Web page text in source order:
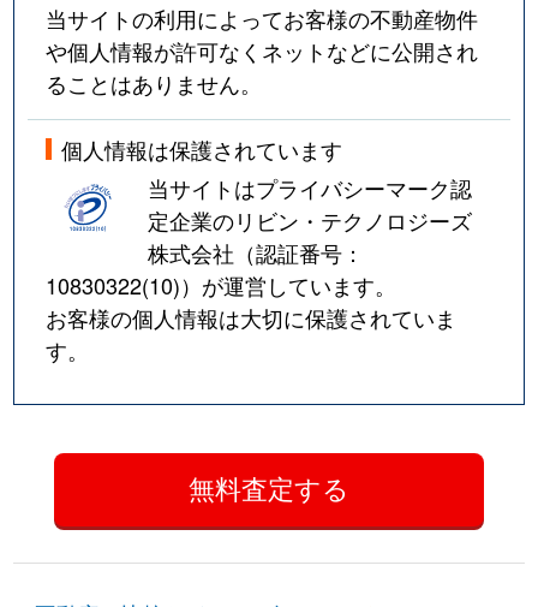
当サイトの利用によってお客様の不動産物件
や個人情報が許可なくネットなどに公開され
ることはありません。
個人情報は保護されています
当サイトはプライバシーマーク認
定企業のリビン・テクノロジーズ
株式会社（認証番号：
10830322(10)）が運営しています。
お客様の個人情報は大切に保護されていま
す。